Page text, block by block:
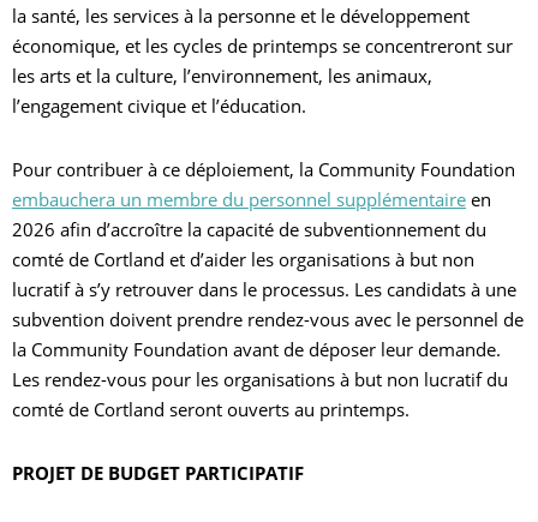
la santé, les services à la personne et le développement
économique, et les cycles de printemps se concentreront sur
les arts et la culture, l’environnement, les animaux,
l’engagement civique et l’éducation.
Pour contribuer à ce déploiement, la Community Foundation
embauchera un membre du personnel supplémentaire en
2026 afin d’accroître la capacité de subventionnement du
comté de Cortland et d’aider les organisations à but non
lucratif à s’y retrouver dans le processus. Les candidats à une
subvention doivent prendre rendez-vous avec le personnel de
la Community Foundation avant de déposer leur demande.
Les rendez-vous pour les organisations à but non lucratif du
comté de Cortland seront ouverts au printemps.
PROJET DE BUDGET PARTICIPATIF